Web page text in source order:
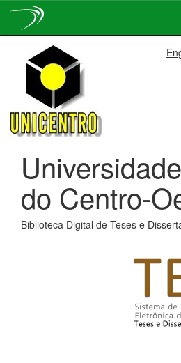
navigation
do Centro-
Biblioteca Digital de Teses e